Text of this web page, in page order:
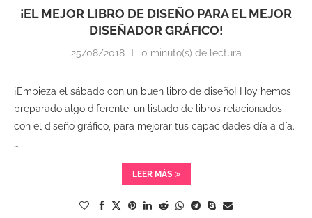
¡EL MEJOR LIBRO DE DISEÑO PARA EL MEJOR
DISEÑADOR GRÁFICO!
25/08/2018 0 minuto(s) de lectura
¡Empieza el sábado con un buen libro de diseño! Hoy hemos
preparado algo diferente, un listado de libros relacionados
con el diseño gráfico, para mejorar tus capacidades día a día.
…
LEER MÁS